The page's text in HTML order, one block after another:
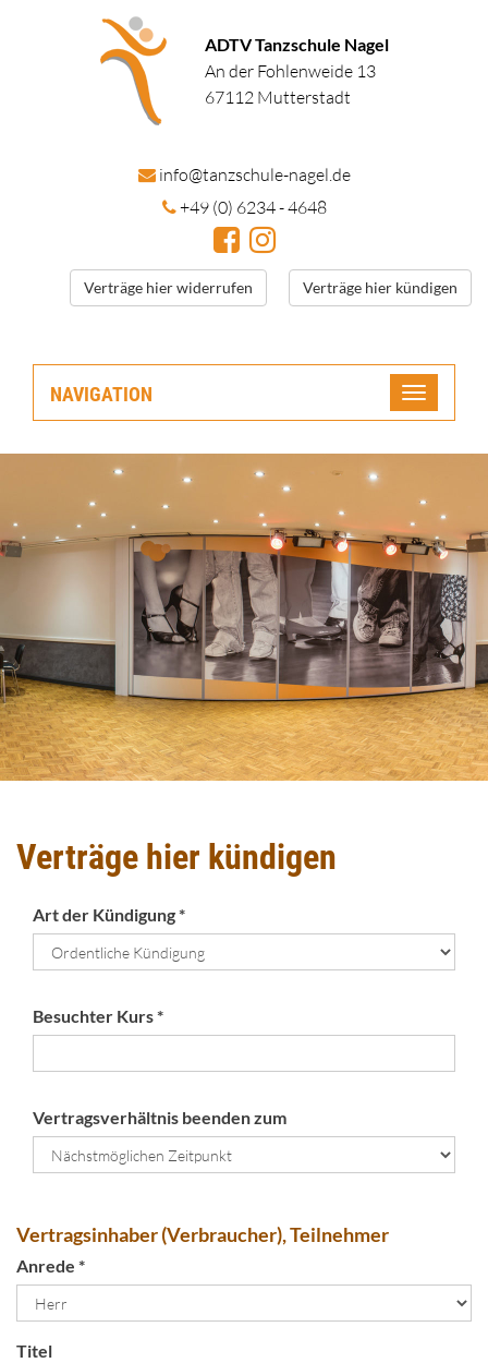
ADTV Tanzschule Nagel
An der Fohlenweide 13
67112 Mutterstadt
info@tanzschule-nagel.de
+49 (0) 6234 - 4648
Verträge hier widerrufen Verträge hier kündigen
NAVIGATION
Toggle
Verträge hier kündigen
Art der Kündigung *
Besuchter Kurs *
Vertragsverhältnis beenden zum
Vertragsinhaber (Verbraucher), Teilnehmer
Anrede *
Titel